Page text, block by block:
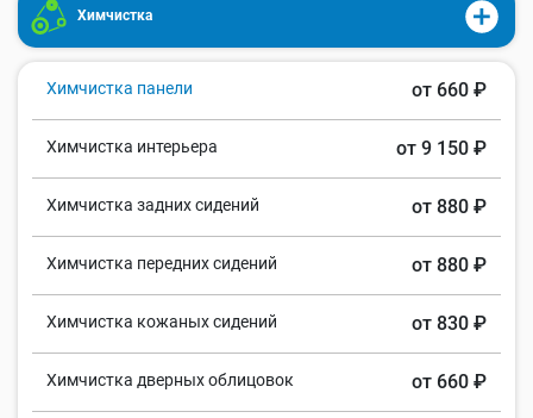
Химчистка
Химчистка панели от 660 ₽
Химчистка интерьера от 9 150 ₽
Химчистка задних сидений от 880 ₽
Химчистка передних сидений от 880 ₽
Химчистка кожаных сидений от 830 ₽
Химчистка дверных облицовок от 660 ₽